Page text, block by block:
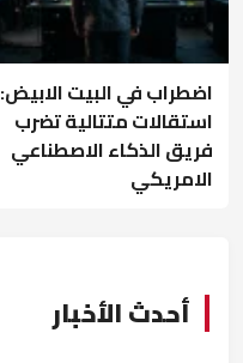
اضطراب في البيت الابيض:
استقالات متتالية تضرب
فريق الذكاء الاصطناعي
الامريكي
أحدث الأخبار